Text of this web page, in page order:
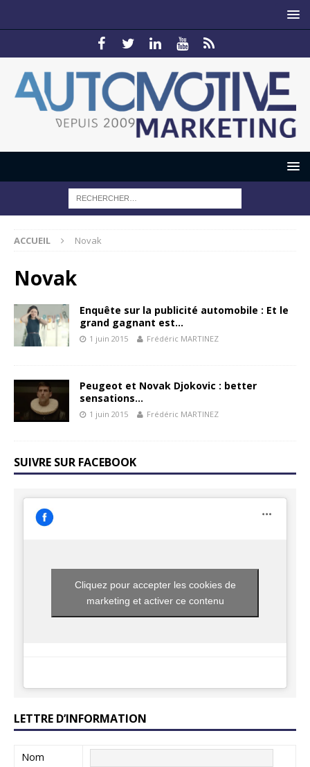
ACCUEIL Novak
Novak
Enquête sur la publicité automobile : Et le
grand gagnant est…
1 juin 2015 Frédéric MARTINEZ
Peugeot et Novak Djokovic : better
sensations…
1 juin 2015 Frédéric MARTINEZ
SUIVRE SUR FACEBOOK
Cliquez pour accepter les cookies de
marketing et activer ce contenu
LETTRE D’INFORMATION
Nom